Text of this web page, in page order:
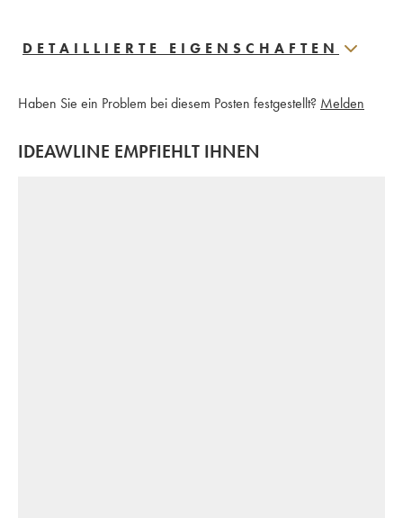
DETAILLIERTE EIGENSCHAFTEN
Haben Sie ein Problem bei diesem Posten festgestellt? Melden
IDEAWLINE EMPFIEHLT IHNEN